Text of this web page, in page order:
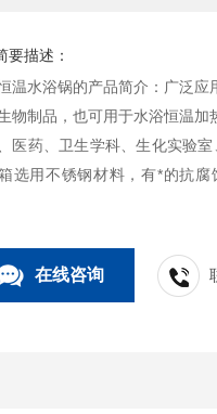
要描述：
温水浴锅的产品简介：广泛
物制品，也可用于水浴恒温加
医药、卫生学科、生化实验
选用不锈钢材料，有*的抗
在线咨询